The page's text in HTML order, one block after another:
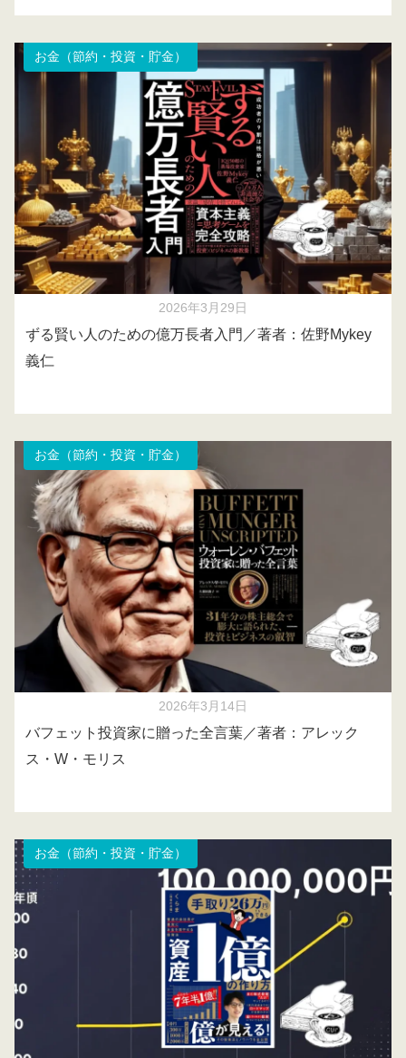
お金（節約・投資・貯金）
2026年3月29日
ずる賢い人のための億万長者入門／著者：佐野Mykey
義仁
お金（節約・投資・貯金）
2026年3月14日
バフェット投資家に贈った全言葉／著者：アレック
ス・W・モリス
お金（節約・投資・貯金）